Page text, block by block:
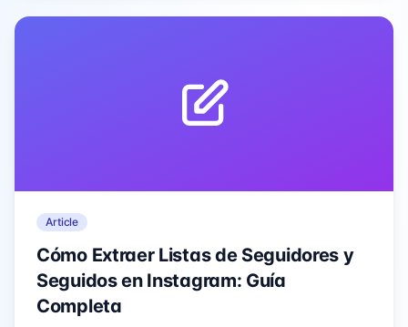
Article
Cómo Extraer Listas de Seguidores y
Seguidos en Instagram: Guía
Completa